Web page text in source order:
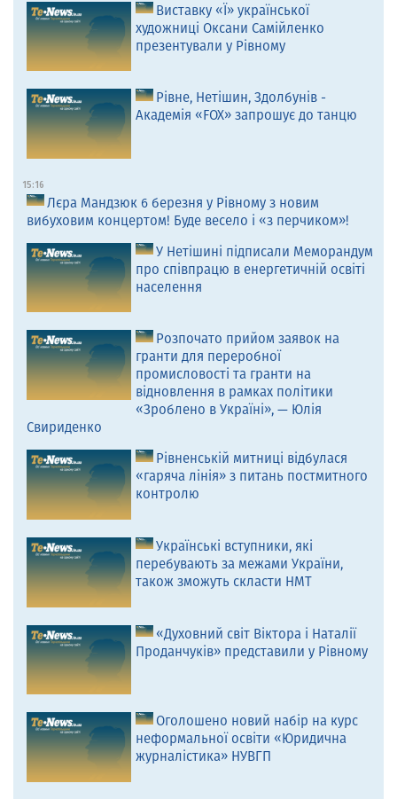
Виставку «Ї» української
художниці Оксани Самійленко
презентували у Рівному
Рівне, Нетішин, Здолбунів -
Академія «FOX» запрошує до танцю
15:16
Лєра Мандзюк 6 березня у Рівному з новим
вибуховим концертом! Буде весело і «з перчиком»!
У Нетішині підписали Меморандум
про співпрацю в енергетичній освіті
населення
Розпочато прийом заявок на
гранти для переробної
промисловості та гранти на
відновлення в рамках політики
«Зроблено в Україні», — Юлія
Свириденко
Рівненській митниці відбулася
«гаряча лінія» з питань постмитного
контролю
Українські вступники, які
перебувають за межами України,
також зможуть скласти НМТ
«Духовний світ Віктора і Наталії
Проданчуків» представили у Рівному
Оголошено новий набір на курс
неформальної освіти «Юридична
журналістика» НУВГП